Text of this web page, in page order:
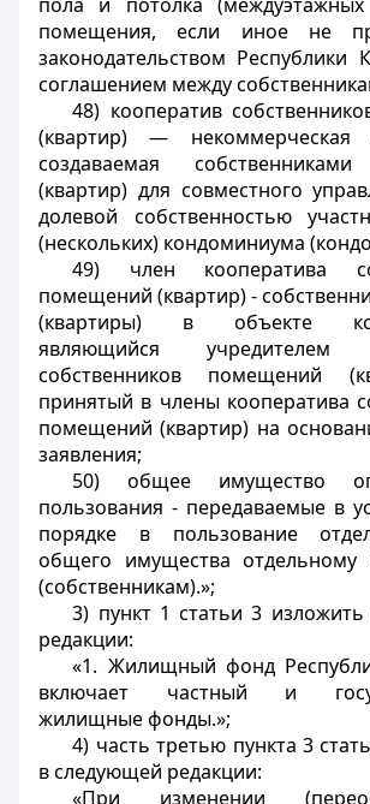
помещения, если иное не
законодательством Республики
соглашением между
48) кооператив
(квартир) — некоммерческая
создаваемая
(квартир) для совместного
долевой собственностью
(нескольких) кондоминиума
49) член кооператива
помещений (квартир) -
(квартиры) в объекте
являющийся учредителем
собственников помещений
принятый в члены кооператива
помещений (квартир) на
заявления;
50) общее имущество
пользования - передаваемые в
порядке в пользование
общего имущества отдельному
(собственникам).»;
3) пункт 1 статьи 3
редакции:
«1. Жилищный фонд
включает частный и
жилищные фонды.»;
4) часть третью пункта 3
в следующей редакции:
«При изменении